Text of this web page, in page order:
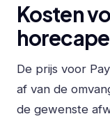
Kosten
De prijs voor
af van de
de gewenste